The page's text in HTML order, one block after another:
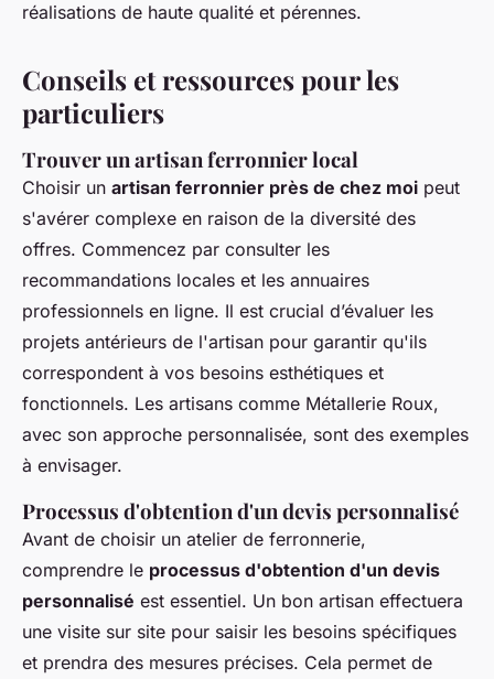
réalisations de haute qualité et pérennes.
Conseils et ressources pour les
particuliers
Trouver unartisan ferronnier local
Choisir un artisan ferronnier près de chez moi peut
s'avérer complexe en raison de la diversité des
offres. Commencez par consulter les
recommandations locales et les annuaires
professionnels en ligne. Il est crucial d’évaluer les
projets antérieurs de l'artisan pour garantir qu'ils
correspondent à vos besoins esthétiques et
fonctionnels. Les artisans comme Métallerie Roux,
avec son approche personnalisée, sont des exemples
à envisager.
Processus d'obtention d'un devis personnalisé
Avant de choisir un atelier de ferronnerie,
comprendre le processus d'obtention d'un devis
personnalisé est essentiel. Un bon artisan effectuera
une visite sur site pour saisir les besoins spécifiques
et prendra des mesures précises. Cela permet de